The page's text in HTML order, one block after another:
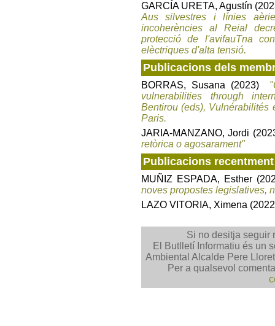
GARCÍA URETA, Agustín
Aus silvestres i línies
incoherències al Reial
protecció de l'avifauTna
elèctriques d'alta tensió.
Publicacions dels
BORRAS, Susana (2023)
vulnerabilities through
Bentirou (eds), Vulnérabilités
Paris.
JARIA-MANZANO, Jordi
retòrica o agosarament"
Publicacions
MUÑIZ ESPADA, Esther
noves propostes legislatives,
LAZO VITORIA, Ximena
Si no desitja seguir
El Butlletí Informatiu és un
Ambiental Alcalde Pere
Per a qualsevol